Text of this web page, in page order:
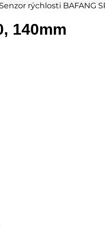
Senzor rýchlosti BAFANG
140mm